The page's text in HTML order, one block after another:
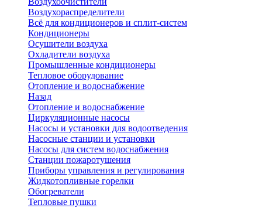
Воздухораспределители
Всё для кондиционеров и сплит-систем
Кондиционеры
Осушители воздуха
Охладители воздуха
Промышленные кондиционеры
Тепловое оборудование
Отопление и водоснабжение
Назад
Отопление и водоснабжение
Циркуляционные насосы
Насосы и установки для водоотведения
Насосные станции и установки
Насосы для систем водоснабжения
Станции пожаротушения
Приборы управления и регулирования
Жидкотопливные горелки
Обогреватели
Тепловые пушки